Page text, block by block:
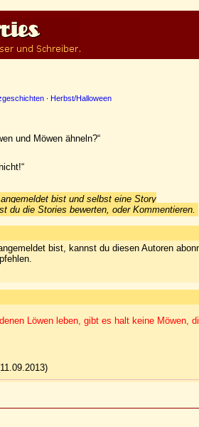
· Herbst/Halloween
und Möwen ähneln?“
bist und selbst eine Story
du die Stories bewerten, oder Kommentieren.
bist, kannst du diesen Autoren
Löwen leben, gibt es halt keine Möwen,